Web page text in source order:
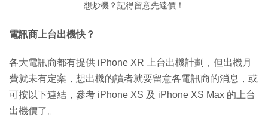
想炒機？記得留意先達價！
電訊商上台出機快？
各大電訊商都有提供 iPhone XR 上台出機計劃，但出機月
費就未有定案，想出機的讀者就要留意各電訊商的消息，或
可按以下連結，參考 iPhone XS 及 iPhone XS Max 的上台
出機價了。